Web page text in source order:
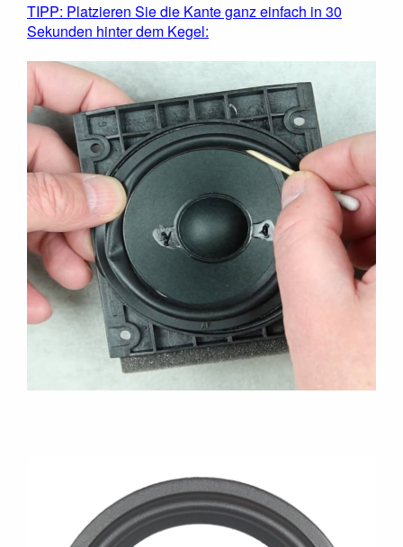
TIPP: Platzieren Sie die Kante ganz einfach in 30
Sekunden hinter dem Kegel: